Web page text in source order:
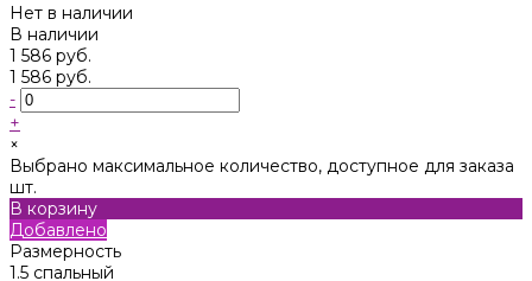
Нет в наличии
В наличии
1 586 руб.
1 586 руб.
-
+
×
Выбрано максимальное количество, доступное для заказа
шт.
В корзину
Добавлено
Размерность
1.5 спальный